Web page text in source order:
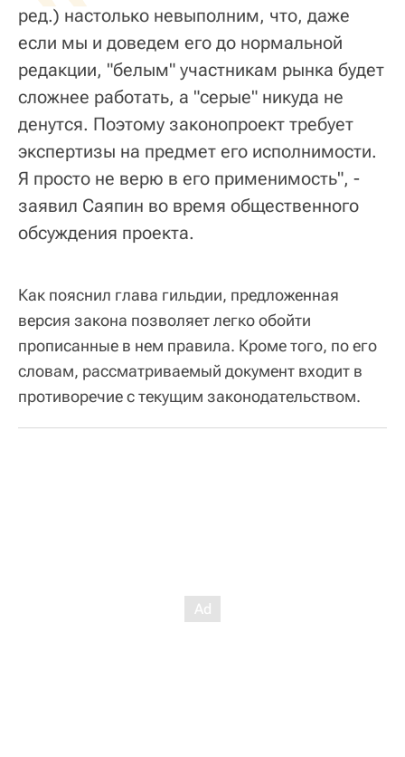
ред.) настолько невыполним, что, даже
если мы и доведем его до нормальной
редакции, "белым" участникам рынка будет
сложнее работать, а "серые" никуда не
денутся. Поэтому законопроект требует
экспертизы на предмет его исполнимости.
Я просто не верю в его применимость", -
заявил Саяпин во время общественного
обсуждения проекта.
Как пояснил глава гильдии, предложенная
версия закона позволяет легко обойти
прописанные в нем правила. Кроме того, по его
словам, рассматриваемый документ входит в
противоречие с текущим законодательством.